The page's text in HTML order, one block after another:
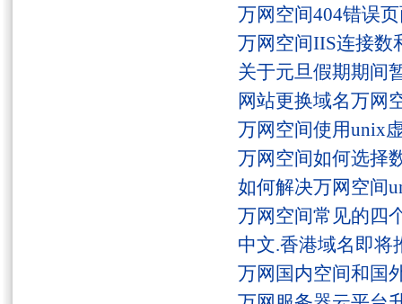
万网空间404错误
万网空间IIS连接数
关于元旦假期期间
网站更换域名万网
万网空间使用unix
万网空间如何选择
如何解决万网空间
万网空间常见的四
中文.香港域名即将
万网国内空间和国